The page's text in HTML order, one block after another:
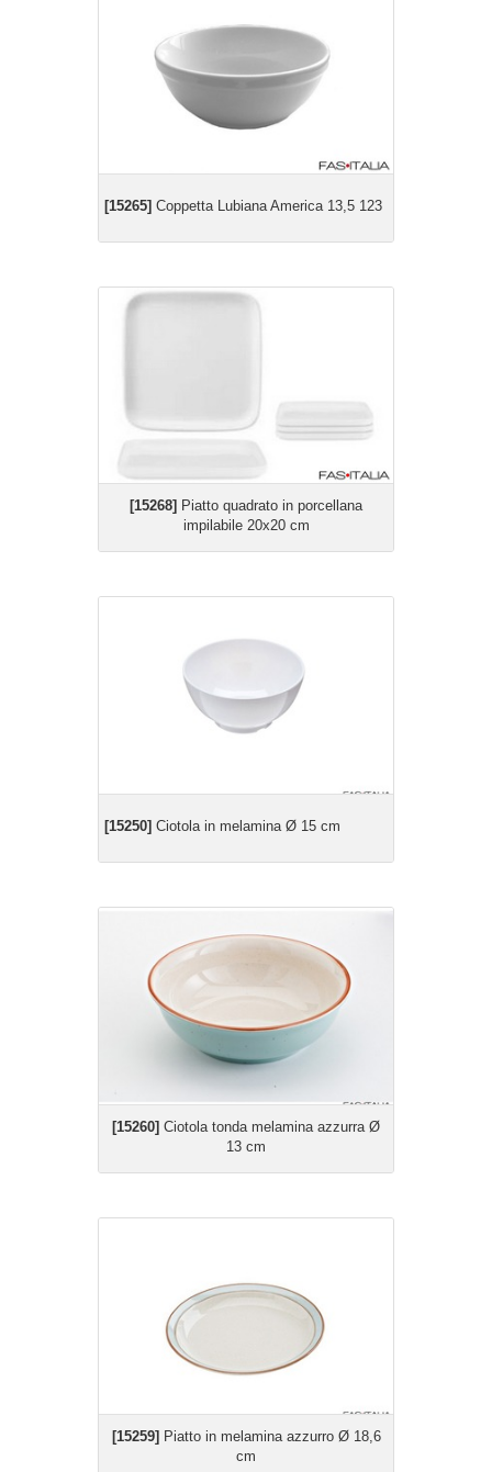
[15265] Coppetta Lubiana America 13,5 123
[15268] Piatto quadrato in porcellana
impilabile 20x20 cm
[15250] Ciotola in melamina Ø 15 cm
[15260] Ciotola tonda melamina azzurra Ø
13 cm
[15259] Piatto in melamina azzurro Ø 18,6
cm